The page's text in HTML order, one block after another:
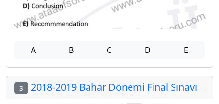
A B C D E
3 2018-2019 Bahar Dönemi Final Sınavı